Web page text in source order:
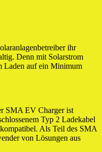
ihr
Denn mit Solarstrom
Laden auf ein Minimum
SMA EV Charger ist
Typ 2 Ladekabel
Als Teil des SMA
von Lösungen aus